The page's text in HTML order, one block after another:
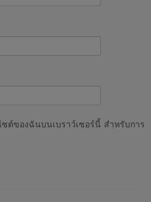
ต์ของฉันบนเบราว์เซอร์นี้ สำหรับการ